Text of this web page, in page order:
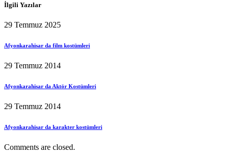
İlgili Yazılar
29 Temmuz 2025
Afyonkarahisar da film kostümleri
29 Temmuz 2014
Afyonkarahisar da Aktör Kostümleri
29 Temmuz 2014
Afyonkarahisar da karakter kostümleri
Comments are closed.